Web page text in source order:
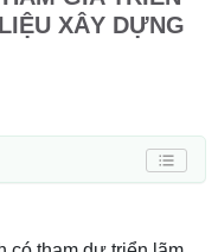
XÂY DỰNG